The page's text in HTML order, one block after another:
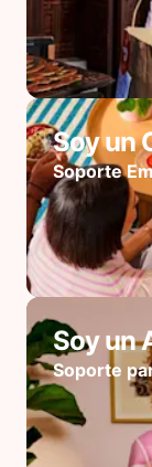
Soy un
Soporte
Soy un
Soporte